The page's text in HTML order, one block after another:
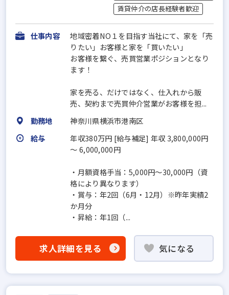
賃貸仲介の店長経験者歓迎
仕事内容
地域密着NO１を目指す当社にて、家を「売
りたい」お客様と家を「買いたい」
お客様を繋ぐ、売買営業ポジションとなり
ます！
家を売る、だけではなく、仕入れから販
売、契約まで売買仲介営業がお客様を担...
勤務地
神奈川県横浜市港南区
給与
年収380万円 [給与補足] 年収 3,800,000円
〜 6,000,000円
・月額資格手当：5,000円～30,000円（資
格により異なります）
・賞与：年2回（6月・12月）※昨年実績2
か月分
・昇給：年1回（...
求人詳細を見る 気になる